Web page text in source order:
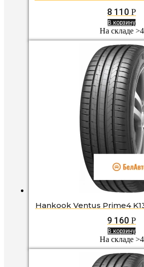
8 110 Р
В корзину
На складе >4
Hankook Ventus Prime4
9 160 Р
В корзину
На складе >4